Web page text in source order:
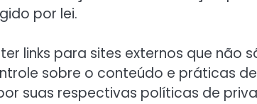
por lei.
links para sites externos que não
sobre o conteúdo e práticas
suas respectivas políticas de